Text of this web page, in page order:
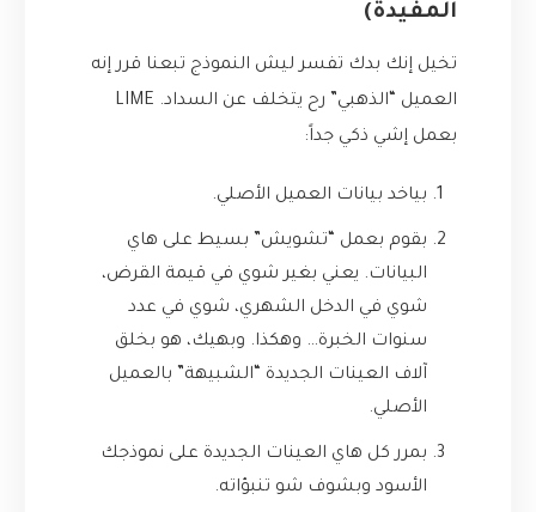
المفيدة)
تخيل إنك بدك تفسر ليش النموذج تبعنا قرر إنه
العميل “الذهبي” رح يتخلف عن السداد. LIME
بعمل إشي ذكي جداً:
بياخد بيانات العميل الأصلي.
بقوم بعمل “تشويش” بسيط على هاي
البيانات. يعني بغير شوي في قيمة القرض،
شوي في الدخل الشهري، شوي في عدد
سنوات الخبرة… وهكذا. وبهيك، هو بخلق
آلاف العينات الجديدة “الشبيهة” بالعميل
الأصلي.
بمرر كل هاي العينات الجديدة على نموذجك
الأسود وبشوف شو تنبؤاته.